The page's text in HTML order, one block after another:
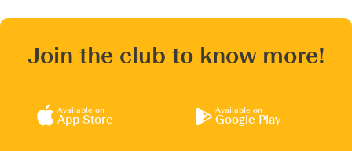
Join the club to know more!
Available on
App Store
Available on
Google Play